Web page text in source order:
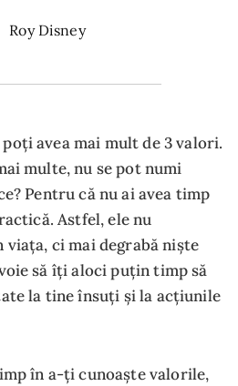
Roy Disney
avea mai mult de 3 valori.
multe, nu se pot numi
Pentru că nu ai avea timp
Astfel, ele nu
ci mai degrabă niște
să îți aloci puțin timp să
la tine însuți și la acțiunile
în a-ți cunoaște valorile,